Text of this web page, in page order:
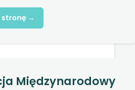
stronę →
Międzynarodowy